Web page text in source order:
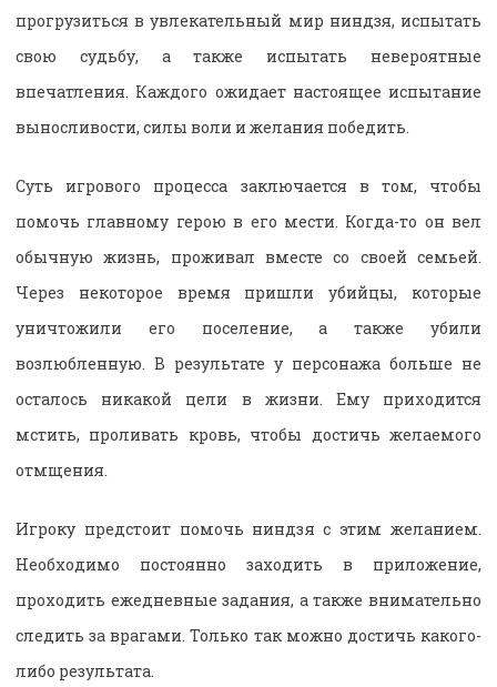
прогрузиться в увлекательный мир ниндзя, испытать
свою судьбу, а также испытать невероятные
впечатления. Каждого ожидает настоящее испытание
выносливости, силы воли и желания победить.
Суть игрового процесса заключается в том, чтобы
помочь главному герою в его мести. Когда-то он вел
обычную жизнь, проживал вместе со своей семьей.
Через некоторое время пришли убийцы, которые
уничтожили его поселение, а также убили
возлюбленную. В результате у персонажа больше не
осталось никакой цели в жизни. Ему приходится
мстить, проливать кровь, чтобы достичь желаемого
отмщения.
Игроку предстоит помочь ниндзя с этим желанием.
Необходимо постоянно заходить в приложение,
проходить ежедневные задания, а также внимательно
следить за врагами. Только так можно достичь какого-
либо результата.